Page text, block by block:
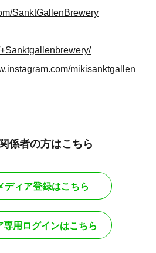
SanktGallenBrewery
mikisanktgallen
係者の方はこちら
ディア登録はこちら
専用ログインはこちら